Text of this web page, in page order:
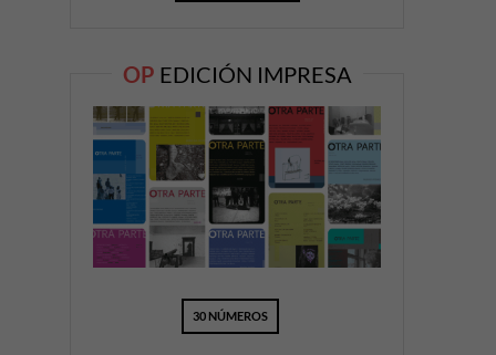
OP EDICIÓN IMPRESA
30 NÚMEROS